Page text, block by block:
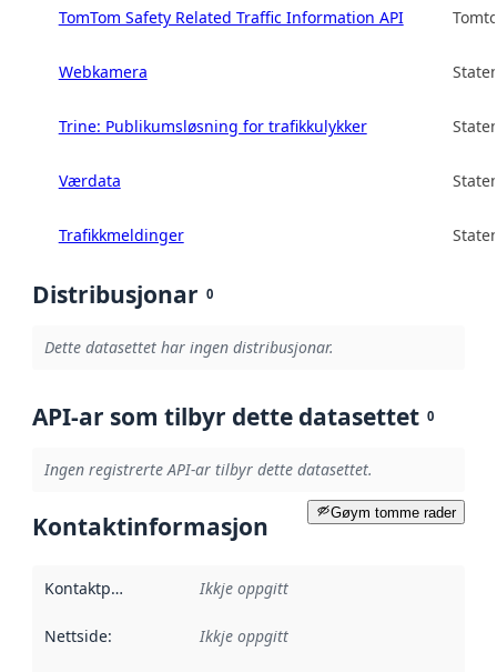
TomTom Safety Related Traffic Information API
Webkamera
Trine: Publikumsløsning for trafikkulykker
Værdata
Trafikkmeldinger
Distribusjonar 0
Dette datasettet har ingen distribusjonar.
API-ar som tilbyr dette datasettet 0
Ingen registrerte API-ar tilbyr dette datasettet.
Gøym tomme rader
Kontaktinformasjon
Kontaktpunkt Ikkje oppgitt
Nettside: Ikkje oppgitt